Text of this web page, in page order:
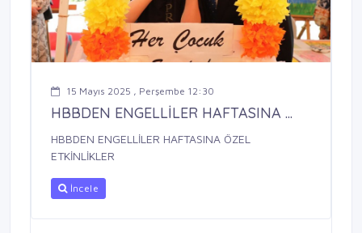
15 Mayıs 2025 , Perşembe 12:30
HBBDEN ENGELLİLER HAFTASINA ...
HBBDEN ENGELLİLER HAFTASINA ÖZEL
ETKİNLİKLER
İncele